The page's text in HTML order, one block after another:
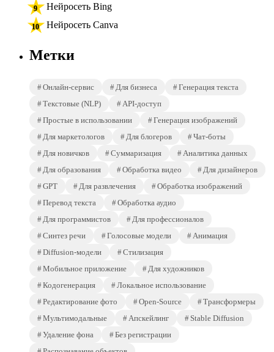
Нейросеть Bing
Нейросеть Canva
Метки
Онлайн-сервис Для бизнеса
Генерация текста
Текстовые (NLP)
API-доступ
Простые в использовании
Генерация изображений
Для маркетологов
Для блогеров
Чат-боты
Для новичков
Суммаризация
Аналитика данных
Для образования
Обработка видео
Для дизайнеров
GPT
Для развлечения
Обработка изображений
Перевод текста
Обработка аудио
Для программистов
Для профессионалов
Синтез речи
Голосовые модели
Анимация
Diffusion-модели
Стилизация
Мобильное приложение
Для художников
Кодогенерация
Локальное использование
Редактирование фото
Open-Source
Трансформеры
Мультимодальные
Апскейлинг
Stable Diffusion
Удаление фона
Без регистрации